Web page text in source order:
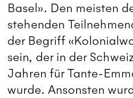
Basel». Den meisten
stehenden
der Begriff
sein, der in der
Jahren für Tante-
wurde. Ansonsten